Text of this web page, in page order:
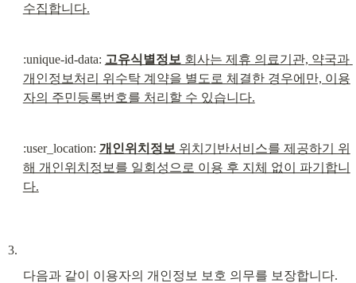
수집합니다.
:unique-id-data: 고유식별정보 회사는 제휴 의료기관, 약국과
개인정보처리 위수탁 계약을 별도로 체결한 경우에만, 이용
자의 주민등록번호를 처리할 수 있습니다.
:user_location: 개인위치정보 위치기반서비스를 제공하기 위
해 개인위치정보를 일회성으로 이용 후 지체 없이 파기합니
다.
다음과 같이 이용자의 개인정보 보호 의무를 보장합니다.